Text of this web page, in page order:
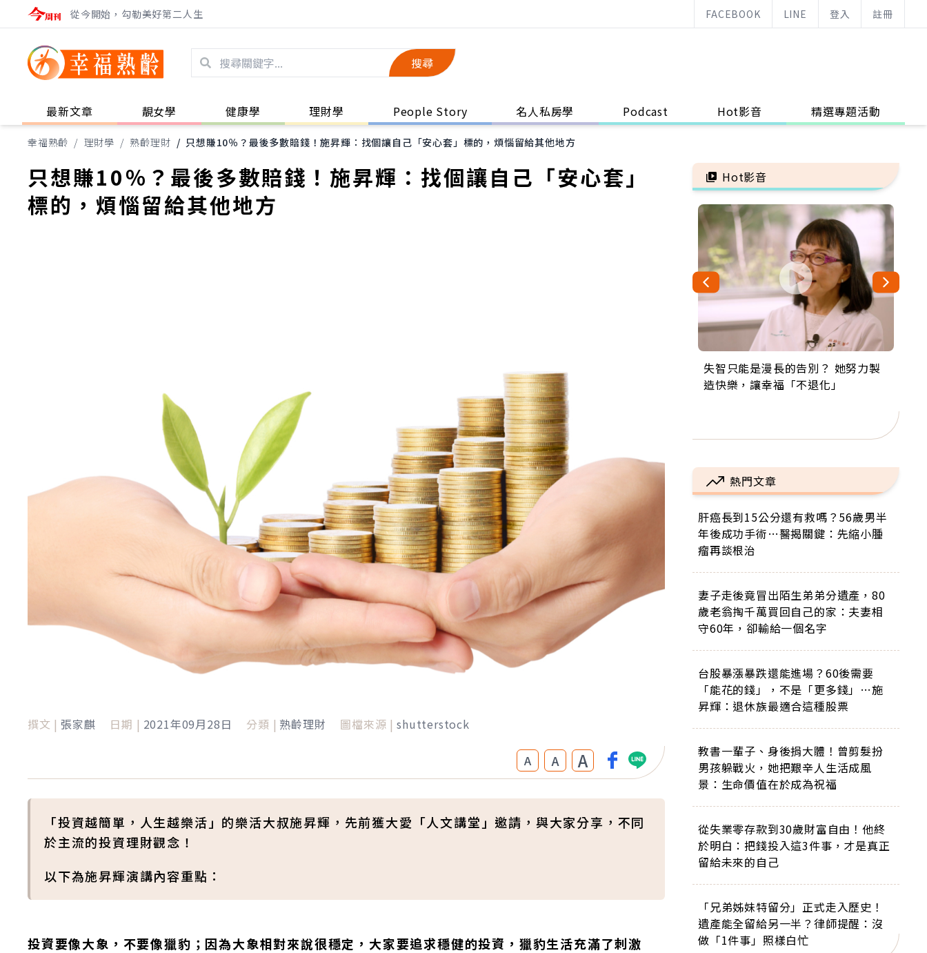
從今開始，勾勒美好第二人生 FACEBOOK LINE 登入 註冊
搜尋
最新文章 靚女學 健康學 理財學 People Story 名人私房學 Podcast Hot影音 精選專題活動
幸福熟齡 / 理財學 / 熟齡理財 / 只想賺10％？最後多數賠錢！施昇輝：找個讓自己「安心套」標的，煩惱留給其他地方
只想賺10％？最後多數賠錢！施昇輝：找個讓自己「安心套」
標的，煩惱留給其他地方
撰文 | 張家麒 日期 | 2021年09月28日 分類 | 熟齡理財 圖檔來源 | shutterstock
A A A
「投資越簡單，人生越樂活」的樂活大叔施昇輝，先前獲大愛「人文講堂」邀請，與大家分享，不同
於主流的投資理財觀念！
以下為施昇輝演講內容重點：
投資要像大象，不要像獵豹；因為大象相對來說很穩定，大家要追求穩健的投資，獵豹生活充滿了刺激
Hot影音
失智只能是漫長的告別？ 她努力製
造快樂，讓幸福「不退化」
來自剛果的巧克力神父 為台灣奉獻
36年 「台灣是我的家，我連作夢都
63歲卸矽谷副總、搬回台灣找快
樂！「蛋黃哥小丑」走進安養院，
104歲打破金氏世界紀錄 成為全球
最年長羽球選手，分享長壽的秘密
事業巔峰他選擇追夢…黑手阿伯拉
小提琴還登上小巨蛋！連CNN都大
熱門文章
肝癌長到15公分還有救嗎？56歲男半
年後成功手術…醫揭關鍵：先縮小腫
瘤再談根治
妻子走後竟冒出陌生弟弟分遺產，80
歲老翁掏千萬買回自己的家：夫妻相
守60年，卻輸給一個名字
台股暴漲暴跌還能進場？60後需要
「能花的錢」，不是「更多錢」…施
昇輝：退休族最適合這種股票
教書一輩子、身後捐大體！曾剪髮扮
男孩躲戰火，她把艱辛人生活成風
景：生命價值在於成為祝福
從失業零存款到30歲財富自由！他終
於明白：把錢投入這3件事，才是真正
留給未來的自己
「兄弟姊妹特留分」正式走入歷史！
遺產能全留給另一半？律師提醒：沒
做「1件事」照樣白忙